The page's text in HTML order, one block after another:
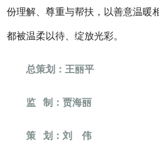
份理解、尊重与帮扶，以善意温暖
都被温柔以待、绽放光彩。
总策划：王丽平
监 制：贾海丽
策 划：刘 伟